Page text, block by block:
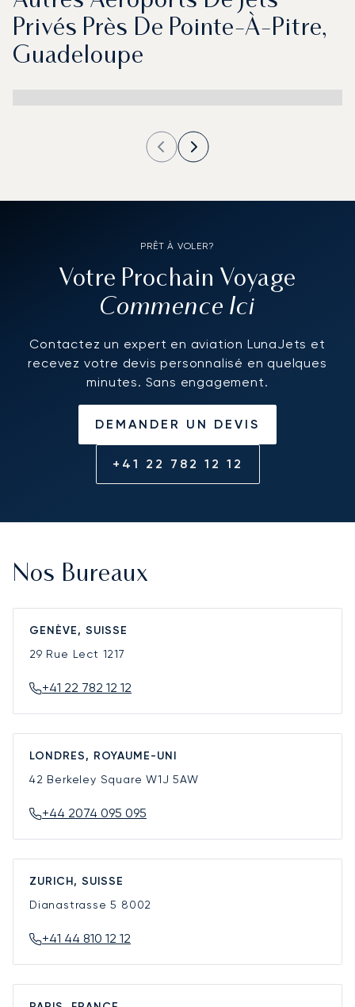
Privés Près De Pointe-À-Pitre,
Guadeloupe
PRÊT À VOLER?
Votre Prochain Voyage
Commence Ici
Contactez un expert en aviation LunaJets et
recevez votre devis personnalisé en quelques
minutes. Sans engagement.
DEMANDER UN DEVIS
+41 22 782 12 12
Nos Bureaux
GENÈVE, SUISSE
29 Rue Lect 1217
+41 22 782 12 12
LONDRES, ROYAUME-UNI
42 Berkeley SquareW1J 5AW
+44 2074 095 095
ZURICH, SUISSE
Dianastrasse 5 8002
+41 44 810 12 12